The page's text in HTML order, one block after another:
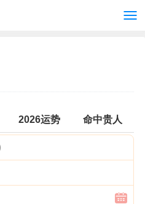
2026运势 命中贵人